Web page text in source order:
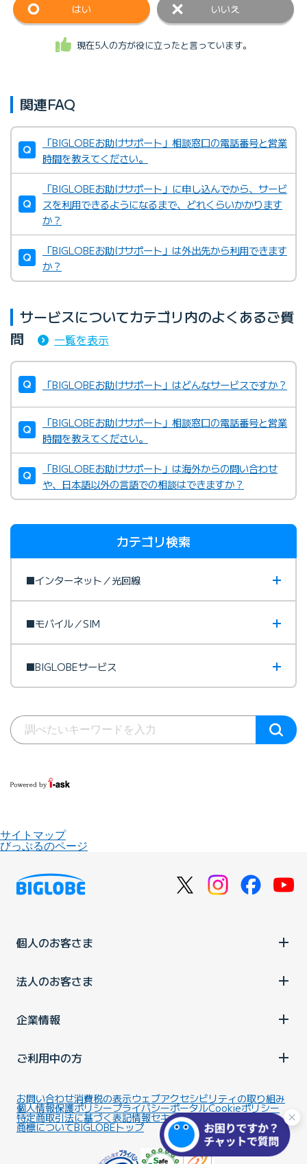
はい いいえ
現在5人の方が役に立ったと言っています。
関連FAQ
「BIGLOBEお助けサポート」相談窓口の電話番号と営業
時間を教えてください。
「BIGLOBEお助けサポート」に申し込んでから、サービ
スを利用できるようになるまで、どれくらいかかります
か？
「BIGLOBEお助けサポート」は外出先から利用できます
か？
サービスについてカテゴリ内のよくあるご質
問
一覧を表示
「BIGLOBEお助けサポート」はどんなサービスですか？
「BIGLOBEお助けサポート」相談窓口の電話番号と営業
時間を教えてください。
「BIGLOBEお助けサポート」は海外からの問い合わせ
や、日本語以外の言語での相談はできますか？
カテゴリ検索
■インターネット／光回線
■モバイル／SIM
■BIGLOBEサービス
サイトマップ
びっぷるのページ
個人のお客さま
法人のお客さま
企業情報
ご利用中の方
お問い合わせ消費税の表示ウェブアクセシビリティの取り組み
個人情報保護ポリシープライバシーポータルCookieポリシー
特定商取引法に基づく表記情報セキュリティ基本方針
商標についてBIGLOBEトップ